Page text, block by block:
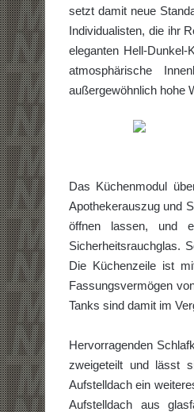
setzt damit neue
Individualisten, die ihr
eleganten Hell-
atmosphärische
außergewöhnlich hohe
Das Küchenmodul
Apothekerauszug und
öffnen lassen, und
Sicherheitsrauchglas.
Die Küchen­zeile ist
Fassungsvermögen
Tanks sind damit im
Hervorragenden
zweigeteilt und lässt
Aufstelldach ein
Aufstelldach aus